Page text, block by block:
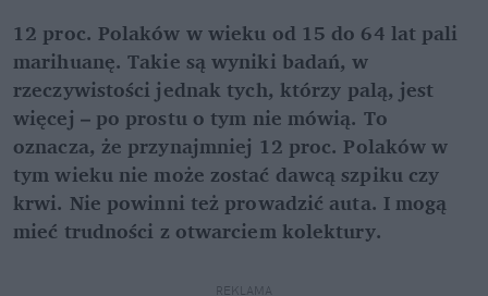
12 proc. Polaków w wieku od 15 do 64 lat pali
marihuanę. Takie są wyniki badań, w
rzeczywistości jednak tych, którzy palą, jest
więcej – po prostu o tym nie mówią. To
oznacza, że przynajmniej 12 proc. Polaków w
tym wieku nie może zostać dawcą szpiku czy
krwi. Nie powinni też prowadzić auta. I mogą
mieć trudności z otwarciem kolektury.
REKLAMA